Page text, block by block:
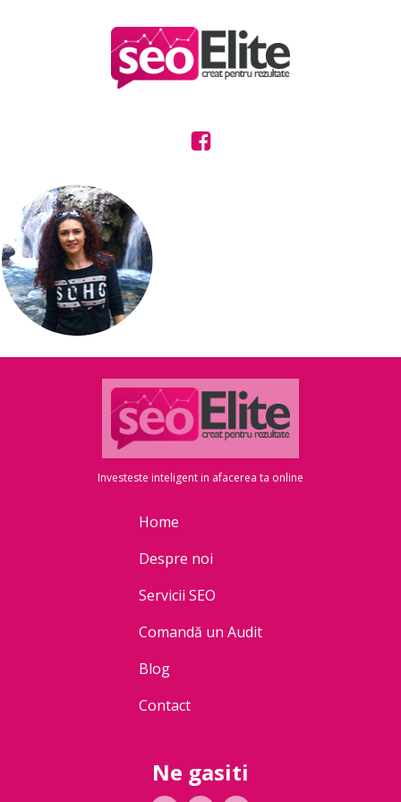
Investeste inteligent in afacerea ta online
Home
Despre noi
Servicii SEO
Comandă un Audit
Blog
Contact
Ne gasiti